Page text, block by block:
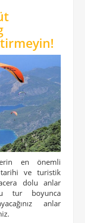
en önemli
ve turistik
dolu anlar
tur boyunca
anlar